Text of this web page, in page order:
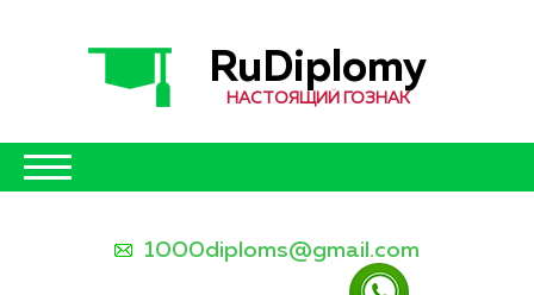
RuDiplomy
НАСТОЯЩИЙ ГОЗНАК
1000diploms@gmail.com